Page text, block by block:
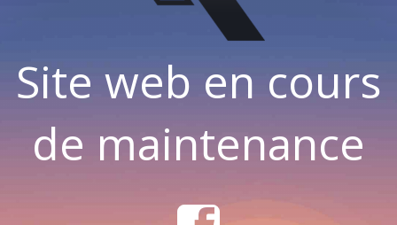
Site web en cours
de maintenance